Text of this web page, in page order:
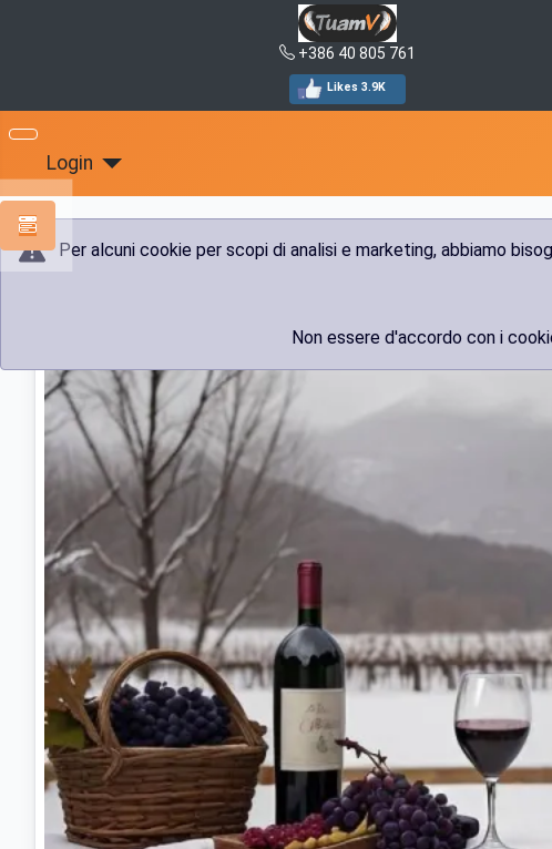
+386 40 805 761
Likes 3.9K
Login
Per alcuni cookie per scopi di analisi e marketing, abbiamo
Non essere d'accordo con i